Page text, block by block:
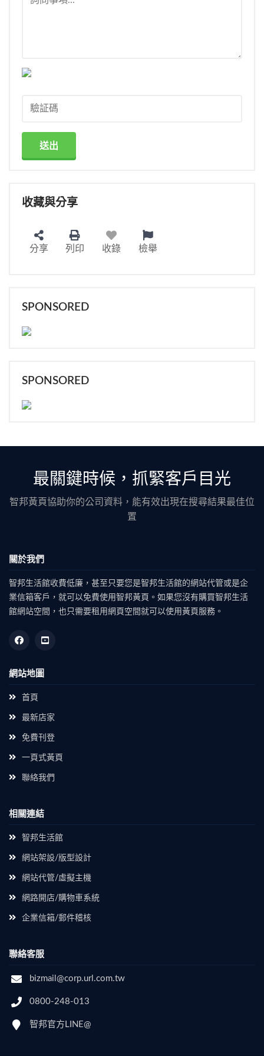
送出
收藏與分享
分享 列印 收錄 檢舉
SPONSORED
SPONSORED
最關鍵時候，抓緊客戶目光
智邦黃頁協助你的公司資料，能有效出現在搜尋結果最佳位
置
關於我們
智邦生活館收費低廉，甚至只要您是智邦生活館的網站代管或是企
業信箱客戶，就可以免費使用智邦黃頁。如果您沒有購買智邦生活
館網站空間，也只需要租用網頁空間就可以使用黃頁服務。
網站地圖
首頁
最新店家
免費刊登
一頁式黃頁
聯絡我們
相關連結
智邦生活館
網站架設/版型設計
網站代管/虛擬主機
網路開店/購物車系統
企業信箱/郵件稽核
聯絡客服
bizmail@corp.url.com.tw
0800-248-013
智邦官方LINE@